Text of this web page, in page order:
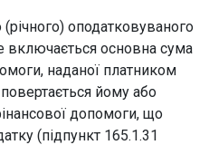
оподатковуваного
включається основна сума
наданої платником
йому або
допомоги, що
(підпункт 165.1.31